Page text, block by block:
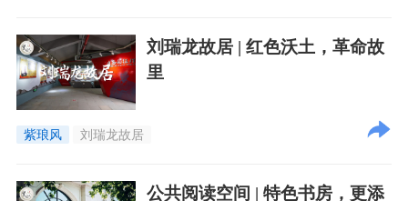
刘瑞龙故居 | 红色沃土，革命故
里
紫琅风 刘瑞龙故居
公共阅读空间 | 特色书房，更添